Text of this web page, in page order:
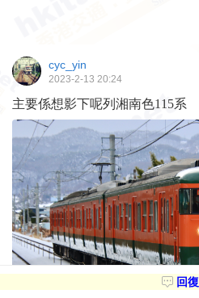
cyc_yin
2023-2-13 20:24
主要係想影下呢列湘南色115系
回復